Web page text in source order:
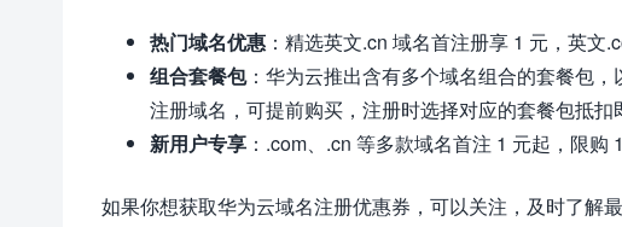
热门域名优惠 ：精选英文.cn 域名首注册享 1 元，英文
组合套餐包：华为云推出含有多个域名组合的套餐包
注册域名，可提前购买，注册时选择对应的套餐包抵扣
新用户专享 ：.com、.cn 等多款域名首注 1 元起，限购
如果你想获取华为云域名注册优惠券，可以关注，及时了解